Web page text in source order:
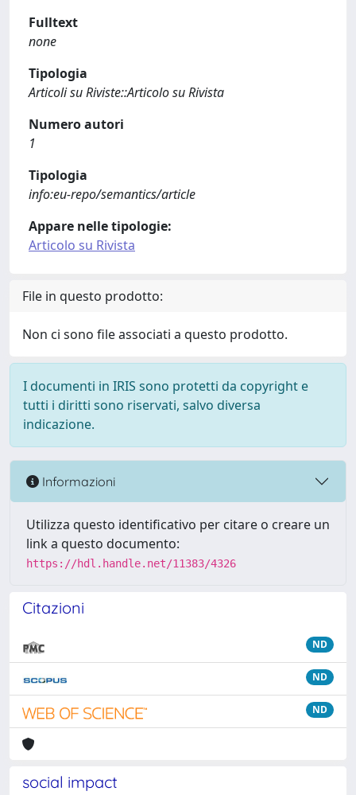
Fulltext
none
Tipologia
Articoli su Riviste::Articolo su Rivista
Numero autori
1
Tipologia
info:eu-repo/semantics/article
Appare nelle tipologie:
Articolo su Rivista
File in questo prodotto:
Non ci sono file associati a questo prodotto.
I documenti in IRIS sono protetti da copyright e
tutti i diritti sono riservati, salvo diversa
indicazione.
Informazioni
Utilizza questo identificativo per citare o creare un
link a questo documento:
https://hdl.handle.net/11383/4326
Citazioni
ND
ND
ND
social impact